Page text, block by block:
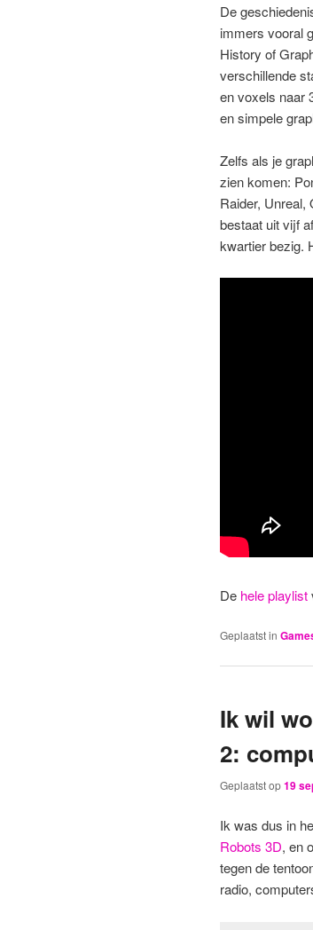
De
immers vooral
History of
verschillende
en voxels naar
en simpele
Zelfs als je
zien komen:
Raider, Unreal,
bestaat uit vijf
kwartier bezig.
De hele playlist
Geplaatst in
Ik wil
2:
Geplaatst op19
Ik was dus in
Robots 3D, en
tegen de
radio,